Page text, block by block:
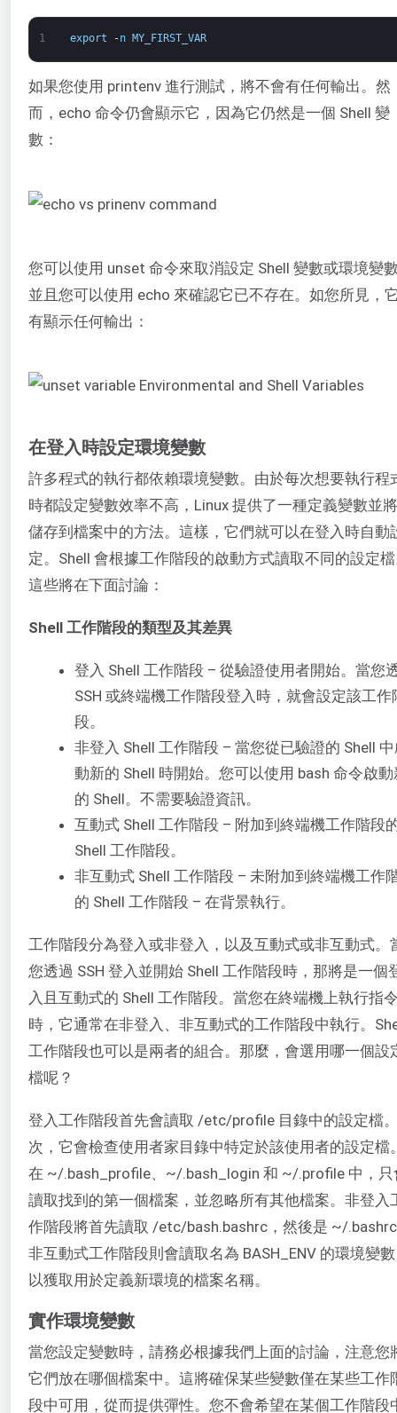
1 export -n MY_FIRST_VAR
如果您使用 printenv 進行測試，將不會有任何輸出。然
而，echo 命令仍會顯示它，因為它仍然是一個 Shell 變
數：
您可以使用 unset 命令來取消設定 Shell 變數或環境變
並且您可以使用 echo 來確認它已不存在。如您所見，
有顯示任何輸出：
在登入時設定環境變數
許多程式的執行都依賴環境變數。由於每次想要執行程
時都設定變數效率不高，Linux 提供了一種定義變數並
儲存到檔案中的方法。這樣，它們就可以在登入時自動
定。Shell 會根據工作階段的啟動方式讀取不同的設定
這些將在下面討論：
Shell 工作階段的類型及其差異
登入 Shell 工作階段 – 從驗證使用者開始。當您
SSH 或終端機工作階段登入時，就會設定該工作
段。
非登入 Shell 工作階段 – 當您從已驗證的 Shell
動新的 Shell 時開始。您可以使用 bash 命令啟動
的 Shell。不需要驗證資訊。
互動式 Shell 工作階段 – 附加到終端機工作階段
Shell 工作階段。
非互動式 Shell 工作階段 – 未附加到終端機工作
的 Shell 工作階段 – 在背景執行。
工作階段分為登入或非登入，以及互動式或非互動式。
您透過 SSH 登入並開始 Shell 工作階段時，那將是一個
入且互動式的 Shell 工作階段。當您在終端機上執行指
時，它通常在非登入、非互動式的工作階段中執行。
工作階段也可以是兩者的組合。那麼，會選用哪一個設
檔呢？
登入工作階段首先會讀取 /etc/profile 目錄中的設定檔
次，它會檢查使用者家目錄中特定於該使用者的設定檔
在 ~/.bash_profile、~/.bash_login 和 ~/.profile 中，只
讀取找到的第一個檔案，並忽略所有其他檔案。非登入
作階段將首先讀取 /etc/bash.bashrc，然後是 ~/
非互動式工作階段則會讀取名為 BASH_ENV 的環境變
以獲取用於定義新環境的檔案名稱。
實作環境變數
當您設定變數時，請務必根據我們上面的討論，注意您
它們放在哪個檔案中。這將確保某些變數僅在某些工作
段中可用，從而提供彈性。您不會希望在某個工作階段